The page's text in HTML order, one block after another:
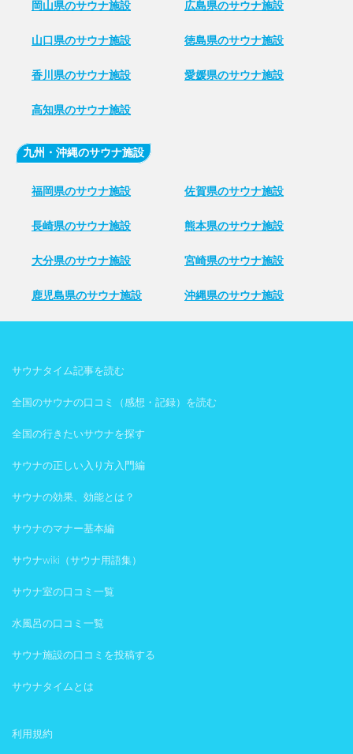
岡山県のサウナ施設 広島県のサウナ施設
山口県のサウナ施設 徳島県のサウナ施設
香川県のサウナ施設 愛媛県のサウナ施設
高知県のサウナ施設
九州・沖縄のサウナ施設
福岡県のサウナ施設 佐賀県のサウナ施設
長崎県のサウナ施設 熊本県のサウナ施設
大分県のサウナ施設 宮崎県のサウナ施設
鹿児島県のサウナ施設 沖縄県のサウナ施設
サウナタイム記事を読む
全国のサウナの口コミ（感想・記録）を読む
全国の行きたいサウナを探す
サウナの正しい入り方入門編
サウナの効果、効能とは？
サウナのマナー基本編
サウナwiki（サウナ用語集）
サウナ室の口コミ一覧
水風呂の口コミ一覧
サウナ施設の口コミを投稿する
サウナタイムとは
利用規約